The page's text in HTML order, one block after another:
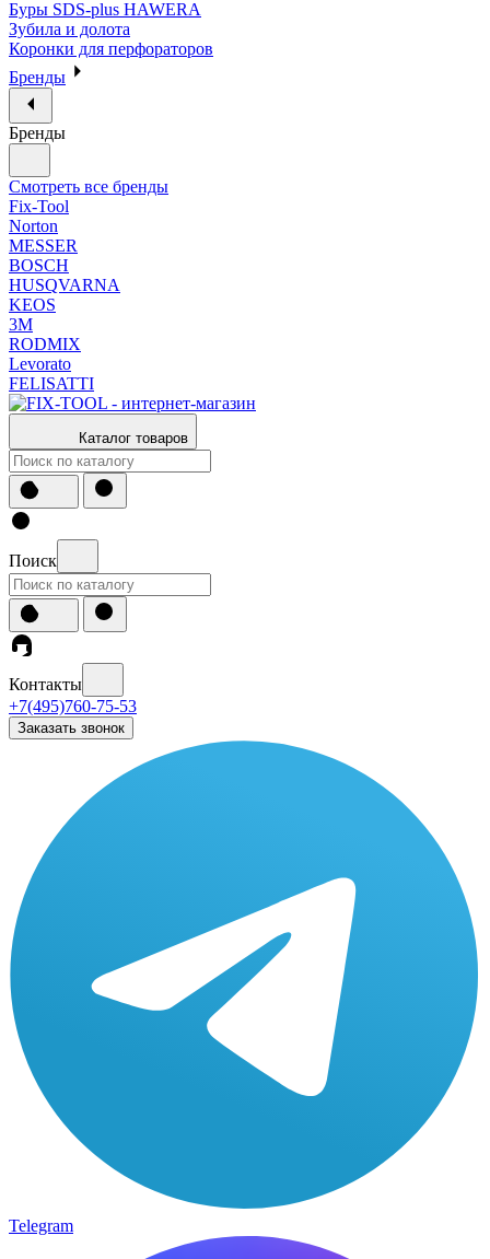
Буры SDS-plus HAWERA
Зубила и долота
Коронки для перфораторов
Бренды
Бренды
Смотреть все бренды
Fix-Tool
Norton
MESSER
BOSCH
HUSQVARNA
KEOS
3М
RODMIX
Levorato
FELISATTI
Каталог товаров
Поиск
Контакты
+7(495)760-75-53
Заказать звонок
Telegram